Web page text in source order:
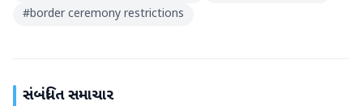
#border ceremony restrictions
સંબંધિત સમાચાર